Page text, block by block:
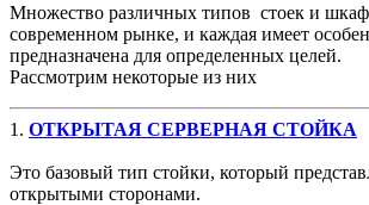
Множество различных типов стоек и
современном рынке, и каждая имеет
предназначена для определенных целей.
Рассмотрим некоторые из них
1. ОТКРЫТАЯ СЕРВЕРНАЯ СТОЙКА
Это базовый тип стойки, который
открытыми сторонами.